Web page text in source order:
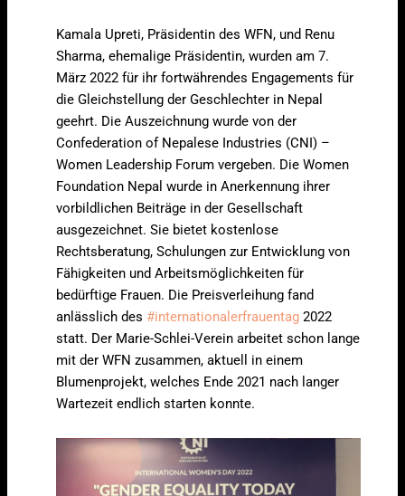
Kamala Upreti, Präsidentin des WFN, und Renu
Sharma, ehemalige Präsidentin, wurden am 7.
März 2022 für ihr fortwährendes Engagements für
die Gleichstellung der Geschlechter in Nepal
geehrt. Die Auszeichnung wurde von der
Confederation of Nepalese Industries (CNI) –
Women Leadership Forum vergeben. Die Women
Foundation Nepal wurde in Anerkennung ihrer
vorbildlichen Beiträge in der Gesellschaft
ausgezeichnet. Sie bietet kostenlose
Rechtsberatung, Schulungen zur Entwicklung von
Fähigkeiten und Arbeitsmöglichkeiten für
bedürftige Frauen. Die Preisverleihung fand
anlässlich des #internationalerfrauentag2022
statt. Der Marie-Schlei-Verein arbeitet schon lange
mit der WFN zusammen, aktuell in einem
Blumenprojekt, welches Ende 2021 nach langer
Wartezeit endlich starten konnte.